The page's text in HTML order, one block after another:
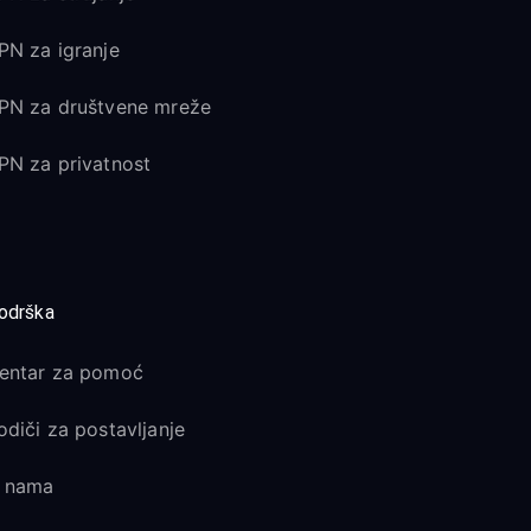
za igranje
za društvene mreže
za privatnost
za pomoć
za postavljanje
nama